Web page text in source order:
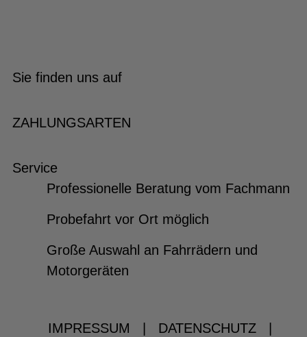
Sie finden uns auf
ZAHLUNGSARTEN
Service
Professionelle Beratung vom Fachmann
Probefahrt vor Ort möglich
Große Auswahl an Fahrrädern und
Motorgeräten
IMPRESSUM DATENSCHUTZ